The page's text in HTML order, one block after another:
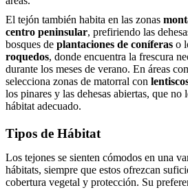
El tejón también habita en las zonas
centro peninsular, prefiriendo las
bosques de plantaciones de coníferas o
roquedos, donde encuentra la frescura
durante los meses de verano. En áreas
selecciona zonas de matorral con
los pinares y las dehesas abiertas, que no
hábitat adecuado.
Tipos de Hábitat
Los tejones se sienten cómodos en una
hábitats, siempre que estos ofrezcan
cobertura vegetal y protección. Su